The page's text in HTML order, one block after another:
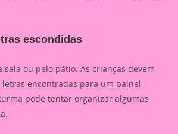
escondidas
sala ou pelo pátio. As crianças devem
encontradas para um painel
pode tentar organizar algumas